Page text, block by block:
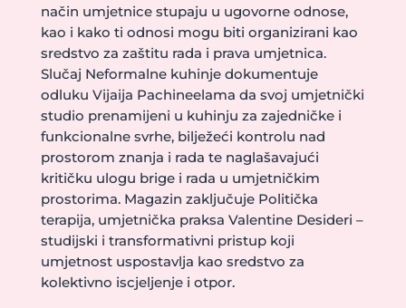
način umjetnice stupaju u ugovorne odnose,
kao i kako ti odnosi mogu biti organizirani kao
sredstvo za zaštitu rada i prava umjetnica.
Slučaj Neformalne kuhinje dokumentuje
odluku Vijaija Pachineelama da svoj umjetnički
studio prenamijeni u kuhinju za zajedničke i
funkcionalne svrhe, bilježeći kontrolu nad
prostorom znanja i rada te naglašavajući
kritičku ulogu brige i rada u umjetničkim
prostorima. Magazin zaključuje Politička
terapija, umjetnička praksa Valentine Desideri –
studijski i transformativni pristup koji
umjetnost uspostavlja kao sredstvo za
kolektivno iscjeljenje i otpor.